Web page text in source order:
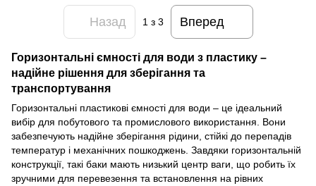
Назад 1з 3 Вперед
Горизонтальні ємності для води з пластику –
надійне рішення для зберігання та
транспортування
Горизонтальні пластикові ємності для води – це ідеальний
вибір для побутового та промислового використання. Вони
забезпечують надійне зберігання рідини, стійкі до перепадів
температур і механічних пошкоджень. Завдяки горизонтальній
конструкції, такі баки мають низький центр ваги, що робить їх
зручними для перевезення та встановлення на рівних